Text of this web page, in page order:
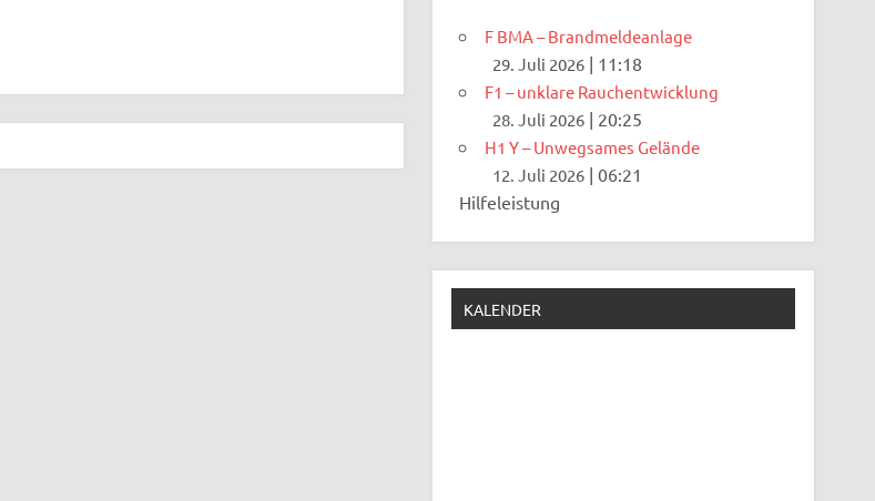
F BMA – Brandmeldeanlage
29. Juli 2026 | 11:18
F1 – unklare Rauchentwicklung
28. Juli 2026 | 20:25
H1 Y – Unwegsames Gelände
12. Juli 2026 |06:21
Hilfeleistung
KALENDER